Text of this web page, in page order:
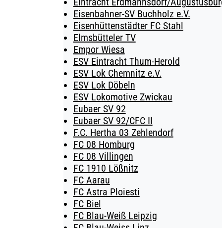
Eisenbahner-SV Buchholz e.V.
Eisenhüttenstädter FC Stahl
Elmsbütteler TV
Empor Wiesa
ESV Eintracht Thum-Herold
ESV Lok Chemnitz e.V.
ESV Lok Döbeln
ESV Lokomotive Zwickau
Eubaer SV 92
Eubaer SV 92/CFC II
F.C. Hertha 03 Zehlendorf
FC 08 Homburg
FC 08 Villingen
FC 1910 Lößnitz
FC Aarau
FC Astra Ploiesti
FC Biel
FC Blau-Weiß Leipzig